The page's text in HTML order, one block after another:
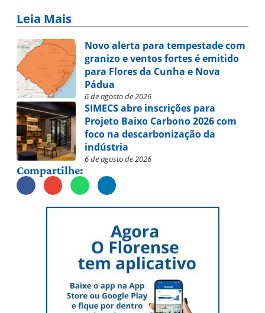
Leia Mais
Novo alerta para tempestade com
granizo e ventos fortes é emitido
para Flores da Cunha e Nova
Pádua
6 de agosto de 2026
SIMECS abre inscrições para
Projeto Baixo Carbono 2026 com
foco na descarbonização da
indústria
6 de agosto de 2026
Compartilhe: